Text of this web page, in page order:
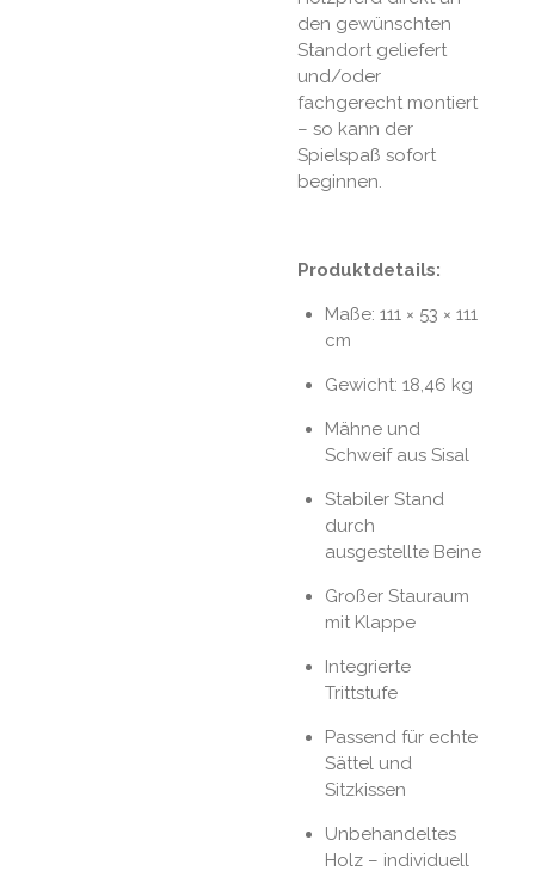
den gewünschten
Standort geliefert
und/oder
fachgerecht montiert
– so kann der
Spielspaß sofort
beginnen.
Produktdetails:
Maße: 111 × 53 × 111
cm
Gewicht: 18,46 kg
Mähne und
Schweif aus Sisal
Stabiler Stand
durch
ausgestellte Beine
Großer Stauraum
mit Klappe
Integrierte
Trittstufe
Passend für echte
Sättel und
Sitzkissen
Unbehandeltes
Holz – individuell